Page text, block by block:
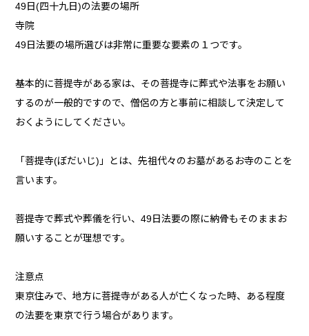
49日(四十九日)の法要の場所
寺院
49日法要の場所選びは非常に重要な要素の１つです。
基本的に菩提寺がある家は、その菩提寺に葬式や法事をお願い
するのが一般的ですので、僧侶の方と事前に相談して決定して
おくようにしてください。
「菩提寺(ぼだいじ)」とは、先祖代々のお墓があるお寺のことを
言います。
菩提寺で葬式や葬儀を行い、49日法要の際に納骨もそのままお
願いすることが理想です。
注意点
東京住みで、地方に菩提寺がある人が亡くなった時、ある程度
の法要を東京で行う場合があります。